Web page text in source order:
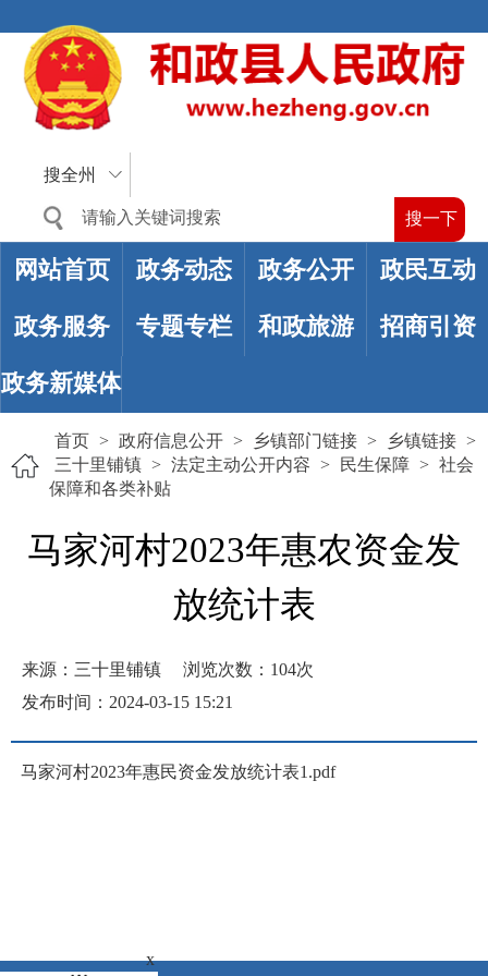
搜全州
网站首页 政务动态 政务公开 政民互动
政务服务 专题专栏 和政旅游 招商引资
政务新媒体
首页 > 政府信息公开 > 乡镇部门链接 > 乡镇链接 >
三十里铺镇 > 法定主动公开内容 > 民生保障 > 社会
保障和各类补贴
马家河村2023年惠农资金发
放统计表
来源：三十里铺镇 浏览次数： 104次
发布时间：2024-03-15 15:21
马家河村2023年惠民资金发放统计表1.pdf
x